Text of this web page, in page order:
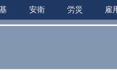
安衛 労災 雇